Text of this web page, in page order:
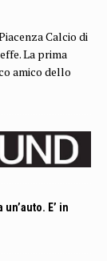
Calcio di
La prima
amico dello
E’ in